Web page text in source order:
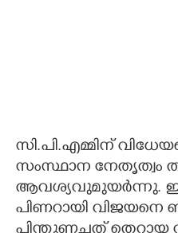
സി.പി.എമ്മിന്
സംസ്ഥാന നേതൃത്വം
ആവശ്യവുമുയർന്നു.
പിണറായി വിജയനെ